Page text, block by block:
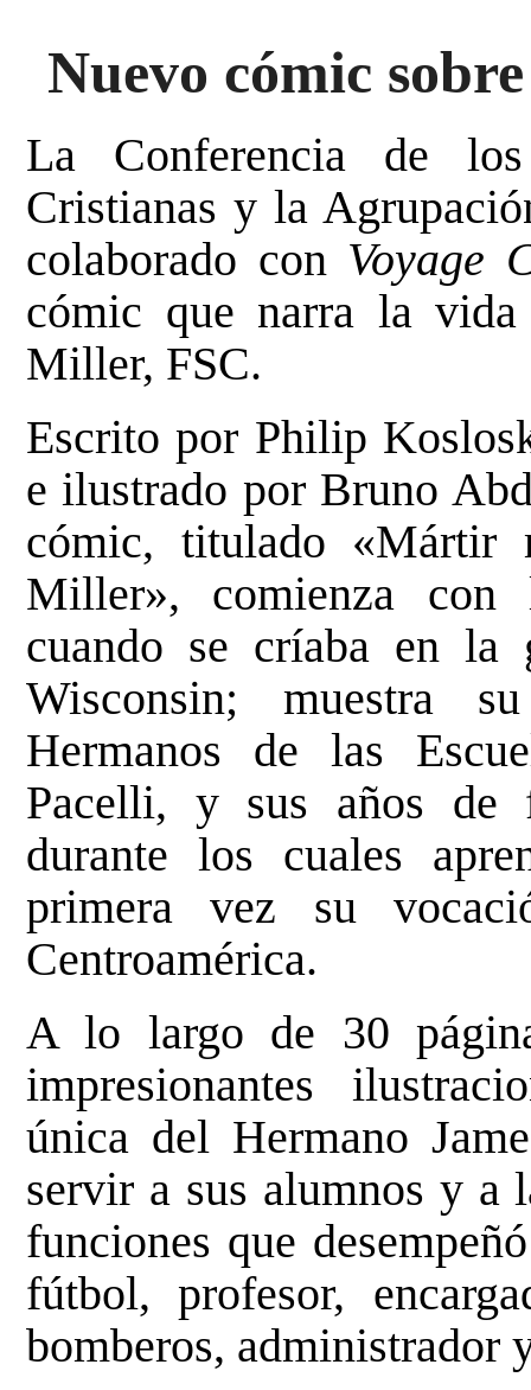
Nuevo cómic
La Conferencia de
Cristianas y la
colaborado con Voyage
cómic que narra la
Miller, FSC.
Escrito por Philip
e ilustrado por Bruno
cómic, titulado «Mártir
Miller», comienza
cuando se críaba en
Wisconsin; muestra
Hermanos de las
Pacelli, y sus años de
durante los cuales
primera vez su
Centroamérica.
A lo largo de 30
impresionantes
única del Hermano
servir a sus alumnos y a
funciones que
fútbol, profesor,
bomberos, administrador